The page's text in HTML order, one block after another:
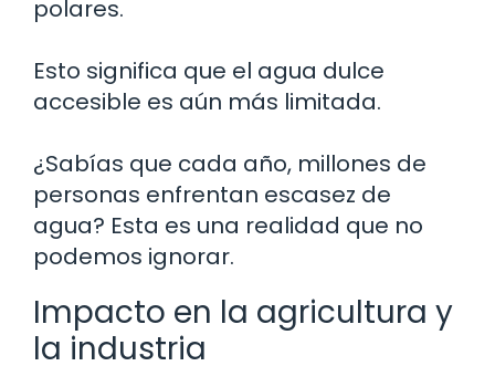
polares.
Esto significa que el agua dulce
accesible es aún más limitada.
¿Sabías que cada año, millones de
personas enfrentan escasez de
agua? Esta es una realidad que no
podemos ignorar.
Impacto en la agricultura y
la industria